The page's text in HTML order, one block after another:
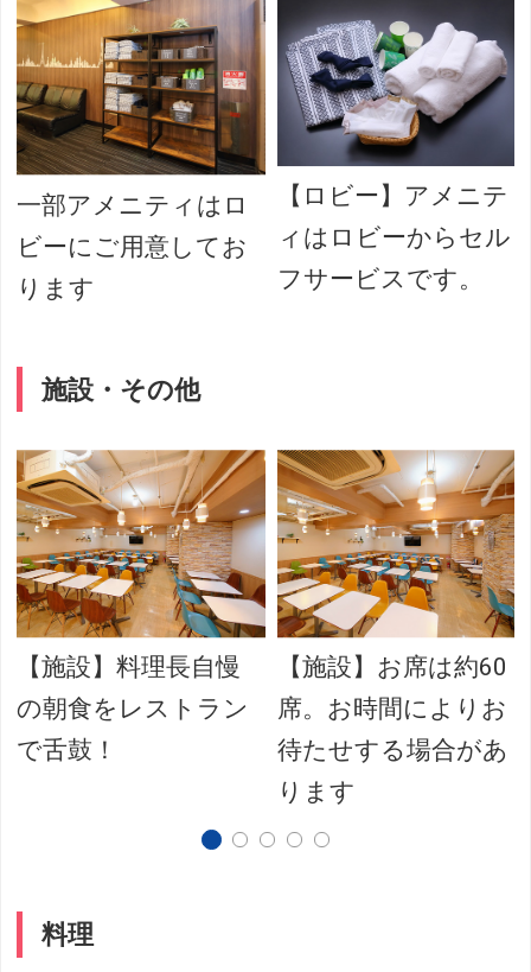
一部アメニティはロ
ビーにご用意してお
ります
【ロビー】アメニテ
ィはロビーからセル
フサービスです。
施設・その他
【施設】料理長自慢
の朝食をレストラン
で舌鼓！
【施設】お席は約60
席。お時間によりお
待たせする場合があ
ります
料理